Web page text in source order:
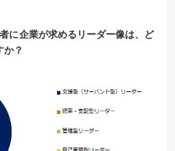
に企業が求めるリーダー像は、ど
か？